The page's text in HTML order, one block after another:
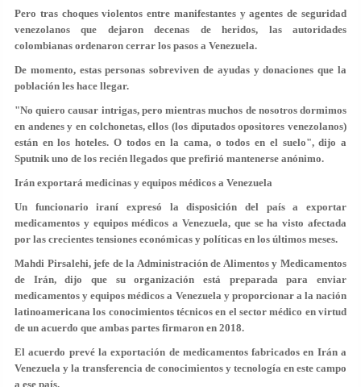
Pero tras choques violentos entre manifestantes y agentes de seguridad
venezolanos que dejaron decenas de heridos, las autoridades
colombianas ordenaron cerrar los pasos a Venezuela.
De momento, estas personas sobreviven de ayudas y donaciones que la
población les hace llegar.
"No quiero causar intrigas, pero mientras muchos de nosotros dormimos
en andenes y en colchonetas, ellos (los diputados opositores venezolanos)
están en los hoteles. O todos en la cama, o todos en el suelo", dijo a
Sputnik uno de los recién llegados que prefirió mantenerse anónimo.
Irán exportará medicinas y equipos médicos a Venezuela
Un funcionario iraní expresó la disposición del país a exportar
medicamentos y equipos médicos a Venezuela, que se ha visto afectada
por las crecientes tensiones económicas y políticas en los últimos meses.
Mahdi Pirsalehi, jefe de la Administración de Alimentos y Medicamentos
de Irán, dijo que su organización está preparada para enviar
medicamentos y equipos médicos a Venezuela y proporcionar a la nación
latinoamericana los conocimientos técnicos en el sector médico en virtud
de un acuerdo que ambas partes firmaron en 2018.
El acuerdo prevé la exportación de medicamentos fabricados en Irán a
Venezuela y la transferencia de conocimientos y tecnología en este campo
a ese país.